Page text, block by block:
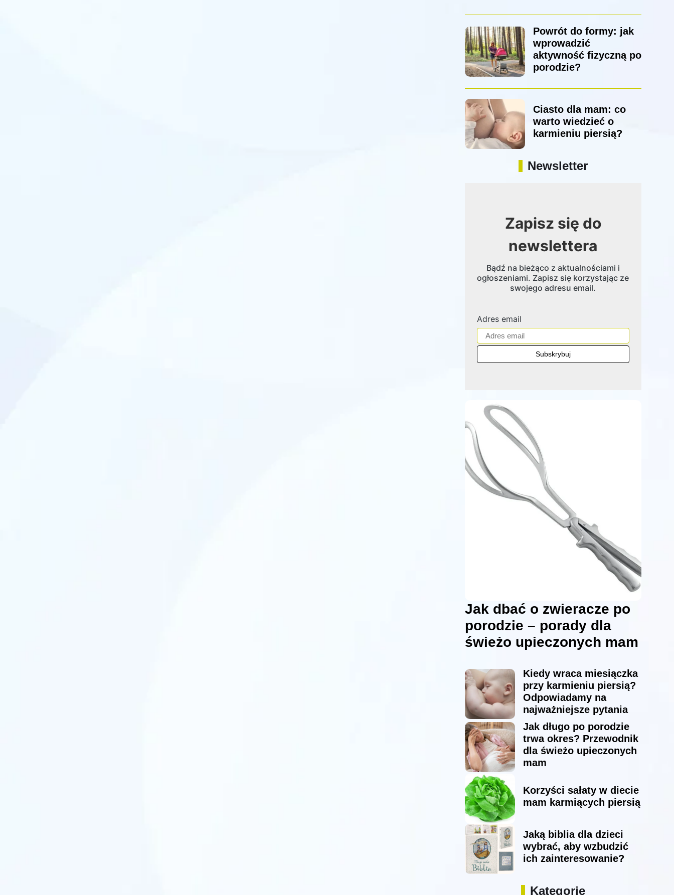
Powrót do formy: jak
wprowadzić
aktywność fizyczną po
porodzie?
Ciasto dla mam: co
warto wiedzieć o
karmieniu piersią?
Newsletter
Zapisz się do
newslettera
Bądź na bieżąco z aktualnościami i
ogłoszeniami. Zapisz się korzystając ze
swojego adresu email.
Adres email
Jak dbać o zwieracze po
porodzie – porady dla
świeżo upieczonych mam
Kiedy wraca miesiączka
przy karmieniu piersią?
Odpowiadamy na
najważniejsze pytania
Jak długo po porodzie
trwa okres? Przewodnik
dla świeżo upieczonych
mam
Korzyści sałaty w diecie
mam karmiących piersią
Jaką biblia dla dzieci
wybrać, aby wzbudzić
ich zainteresowanie?
Kategorie